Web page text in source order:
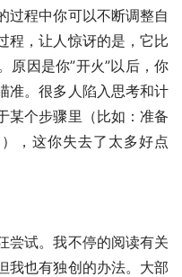
过程中你可以不断调整自
程，让人惊讶的是，它比
原因是你”开火”以后，你
准。很多人陷入思考和计
某个步骤里（比如：准备
，这你失去了太多好点
尝试。我不停的阅读有关
我也有独创的办法。大部